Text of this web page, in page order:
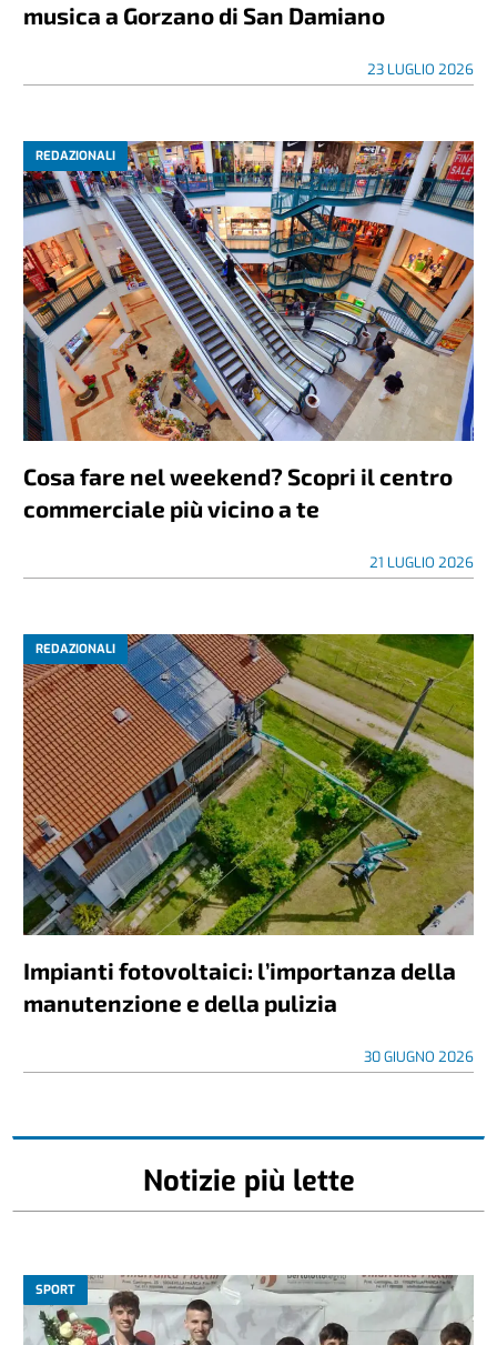
musica a Gorzano di San Damiano
23 LUGLIO 2026
REDAZIONALI
Cosa fare nel weekend? Scopri il centro
commerciale più vicino a te
21 LUGLIO 2026
REDAZIONALI
Impianti fotovoltaici: l’importanza della
manutenzione e della pulizia
30 GIUGNO 2026
Notizie più lette
SPORT